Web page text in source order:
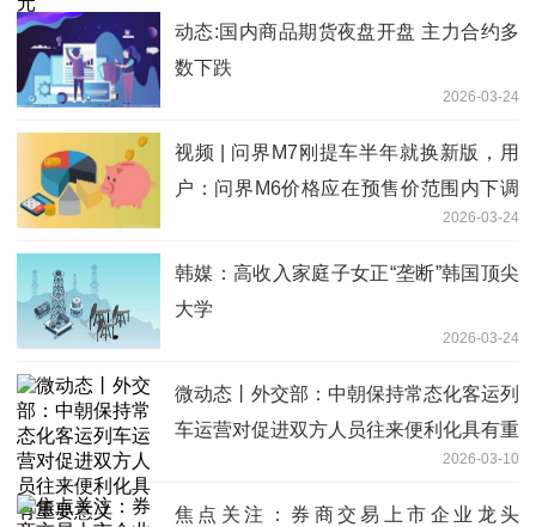
动态:国内商品期货夜盘开盘 主力合约多
数下跌
2026-03-24
视频 | 问界M7刚提车半年就换新版，用
户：问界M6价格应在预售价范围内下调
2026-03-24
韩媒：高收入家庭子女正“垄断”韩国顶尖
大学
2026-03-24
微动态丨外交部：中朝保持常态化客运列
车运营对促进双方人员往来便利化具有重
2026-03-10
焦点关注：券商交易上市企业龙头